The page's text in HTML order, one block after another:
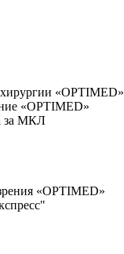
«OPTIMED»
«OPTIMED»
за МКЛ
«OPTIMED»